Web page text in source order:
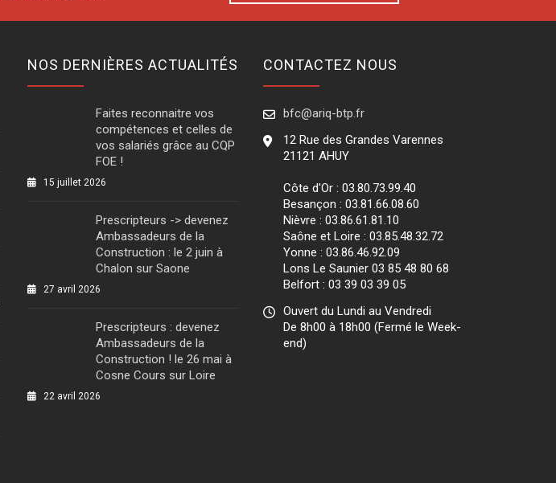
NOS DERNIÈRES ACTUALITÉS
Faites reconnaitre vos
compétences et celles de
vos salariés grâce au CQP
FOE !
15 juillet 2026
Prescripteurs -> devenez
Ambassadeurs de la
Construction : le 2 juin à
Chalon sur Saone
27 avril 2026
Prescripteurs : devenez
Ambassadeurs de la
Construction ! le 26 mai à
Cosne Cours sur Loire
22 avril 2026
CONTACTEZ NOUS
bfc@ariq-btp.fr
12 Rue des Grandes Varennes
21121 AHUY
Côte d'Or : 03.80.73.99.40
Besançon : 03.81.66.08.60
Nièvre : 03.86.61.81.10
Saône et Loire : 03.85.48.32.72
Yonne : 03.86.46.92.09
Lons Le Saunier 03 85 48 80 68
Belfort : 03 39 03 39 05
Ouvert du Lundi au Vendredi
De 8h00 à 18h00 (Fermé le Week-
end)